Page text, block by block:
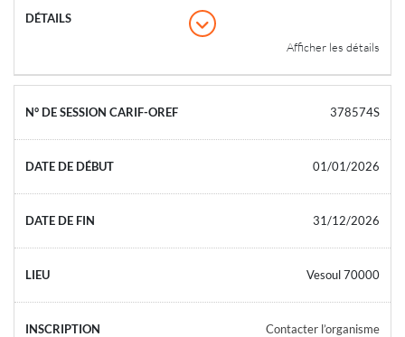
Afficher les détails
378574S
01/01/2026
31/12/2026
Vesoul 70000
Contacter l’organisme